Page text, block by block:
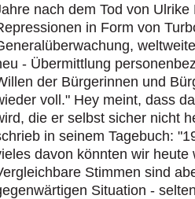
nach dem Tod von
in Form von
- Übermittlung
der Bürgerinnen und
voll." Hey meint, dass
die er selbst sicher nicht
in seinem Tagebuch:
davon könnten wir
Stimmen sind
Situation -